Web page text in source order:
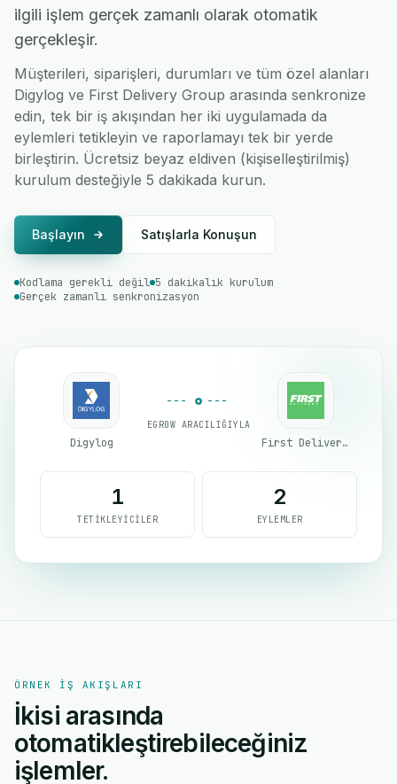
ilgili işlem gerçek zamanlı olarak otomatik
gerçekleşir.
Müşterileri, siparişleri, durumları ve tüm özel alanları
Digylog ve First Delivery Group arasında senkronize
edin, tek bir iş akışından her iki uygulamada da
eylemleri tetikleyin ve raporlamayı tek bir yerde
birleştirin. Ücretsiz beyaz eldiven (kişiselleştirilmiş)
kurulum desteğiyle 5 dakikada kurun.
Başlayın Satışlarla Konuşun
Kodlama gerekli değil 5 dakikalık kurulum
Gerçek zamanlı senkronizasyon
Digylog
EGROW ARACILIĞIYLA
First Delivery Group
1
TETIKLEYICILER
2
EYLEMLER
ÖRNEK IŞ AKIŞLARI
İkisi arasında
otomatikleştirebileceğiniz
işlemler.